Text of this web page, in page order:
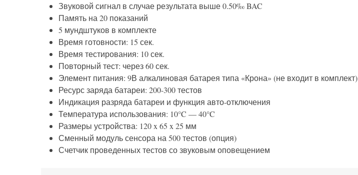
Звуковой сигнал в случае результата выше 0.50‰ BAC
Память на 20 показаний
5 мундштуков в комплекте
Время готовности: 15 сек.
Время тестирования: 10 сек.
Повторный тест: через 60 сек.
Элемент питания: 9В алкалиновая батарея типа «Крона» (не входит в комплект)
Ресурс заряда батареи: 200-300 тестов
Индикация разряда батареи и функция авто-отключения
Температура использования: 10°C — 40°C
Размеры устройства: 120 x 65 x 25 мм
Сменный модуль сенсора на 500 тестов (опция)
Счетчик проведенных тестов со звуковым оповещением